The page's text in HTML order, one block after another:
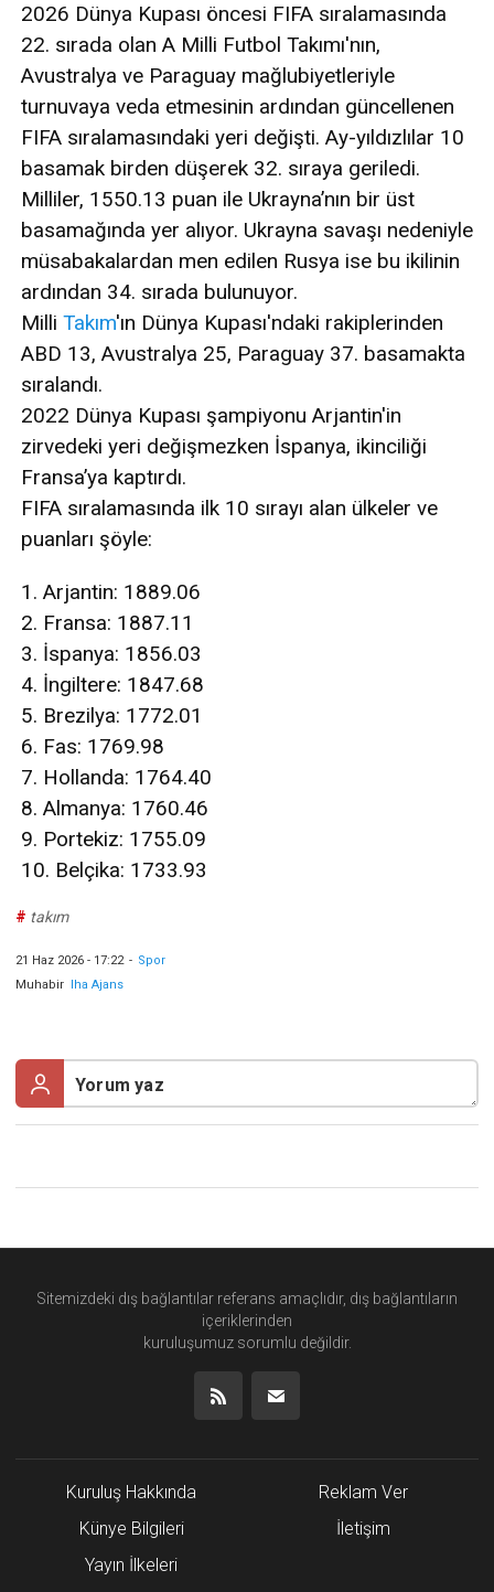
2026 Dünya Kupası öncesi FIFA sıralamasında
22. sırada olan A Milli Futbol Takımı'nın,
Avustralya ve Paraguay mağlubiyetleriyle
turnuvaya veda etmesinin ardından güncellenen
FIFA sıralamasındaki yeri değişti. Ay-yıldızlılar 10
basamak birden düşerek 32. sıraya geriledi.
Milliler, 1550.13 puan ile Ukrayna’nın bir üst
basamağında yer alıyor. Ukrayna savaşı nedeniyle
müsabakalardan men edilen Rusya ise bu ikilinin
ardından 34. sırada bulunuyor.
Milli Takım'ın Dünya Kupası'ndaki rakiplerinden
ABD 13, Avustralya 25, Paraguay 37. basamakta
sıralandı.
2022 Dünya Kupası şampiyonu Arjantin'in
zirvedeki yeri değişmezken İspanya, ikinciliği
Fransa’ya kaptırdı.
FIFA sıralamasında ilk 10 sırayı alan ülkeler ve
puanları şöyle:
1. Arjantin: 1889.06
2. Fransa: 1887.11
3. İspanya: 1856.03
4. İngiltere: 1847.68
5. Brezilya: 1772.01
6. Fas: 1769.98
7. Hollanda: 1764.40
8. Almanya: 1760.46
9. Portekiz: 1755.09
10. Belçika: 1733.93
# takım
21 Haz 2026 - 17:22 - Spor
Muhabir
Iha Ajans
Sitemizdeki dış bağlantılar referans amaçlıdır, dış bağlantıların
içeriklerinden
kuruluşumuz sorumlu değildir.
Kuruluş Hakkında
Künye Bilgileri
Yayın İlkeleri
Reklam Ver
İletişim